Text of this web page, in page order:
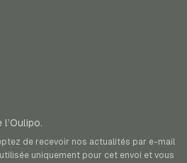
de recevoir nos actualités par e-mail
uniquement pour cet envoi et vous